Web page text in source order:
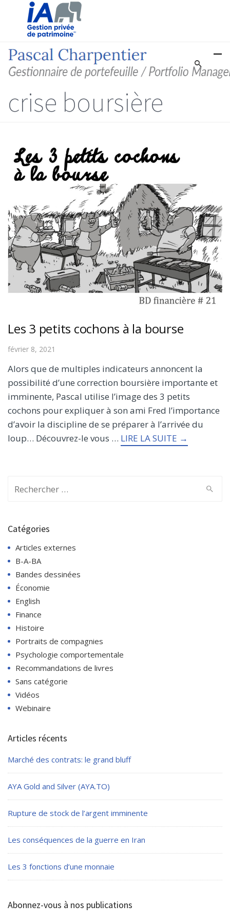
crise boursière
Les 3 petits cochons à la bourse
février 8, 2021
Alors que de multiples indicateurs annoncent la
possibilité d’une correction boursière importante et
imminente, Pascal utilise l’image des 3 petits
cochons pour expliquer à son ami Fred l’importance
d’avoir la discipline de se préparer à l’arrivée du
loup… Découvrez-le vous … LIRE LA SUITE →
Catégories
Articles externes
B-A-BA
Bandes dessinées
Économie
English
Finance
Histoire
Portraits de compagnies
Psychologie comportementale
Recommandations de livres
Sans catégorie
Vidéos
Webinaire
Articles récents
Marché des contrats: le grand bluff
AYA Gold and Silver (AYA.TO)
Rupture de stock de l’argent imminente
Les conséquences de la guerre en Iran
Les 3 fonctions d’une monnaie
Abonnez-vous à nos publications